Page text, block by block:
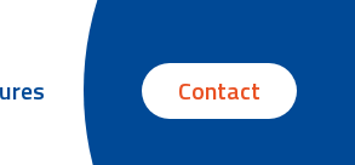
Contact